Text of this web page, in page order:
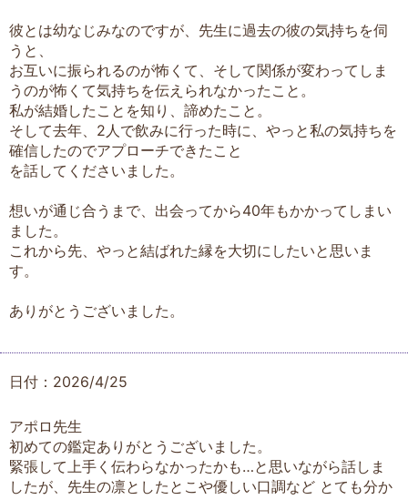
彼とは幼なじみなのですが、先生に過去の彼の気持ちを伺
うと、
お互いに振られるのが怖くて、そして関係が変わってしま
うのが怖くて気持ちを伝えられなかったこと。
私が結婚したことを知り、諦めたこと。
そして去年、2人で飲みに行った時に、やっと私の気持ちを
確信したのでアプローチできたこと
を話してくださいました。
想いが通じ合うまで、出会ってから40年もかかってしまい
ました。
これから先、やっと結ばれた縁を大切にしたいと思いま
す。
ありがとうございました。
日付：2026/4/25
アポロ先生
初めての鑑定ありがとうございました。
緊張して上手く伝わらなかったかも…と思いながら話しま
したが、先生の凛としたとこや優しい口調など とても分か